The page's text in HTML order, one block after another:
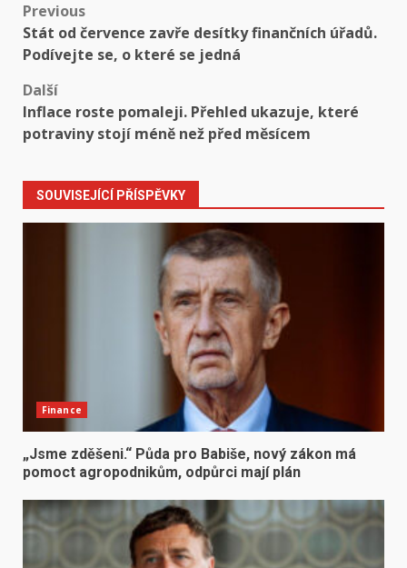
Post
navigation
Previous
Stát od července zavře desítky finančních úřadů.
Podívejte se, o které se jedná
Další
Inflace roste pomaleji. Přehled ukazuje, které
potraviny stojí méně než před měsícem
SOUVISEJÍCÍ PŘÍSPĚVKY
Finance
„Jsme zděšeni.“ Půda pro Babiše, nový zákon má
pomoct agropodnikům, odpůrci mají plán